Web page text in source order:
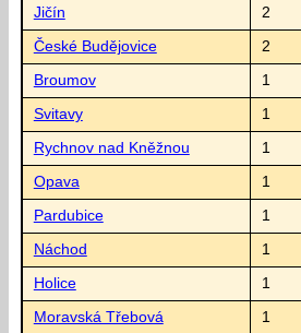
Jičín 2
České Budějovice 2
Broumov 1
Svitavy 1
Rychnov nad Kněžnou 1
Opava 1
Pardubice 1
Náchod 1
Holice 1
Moravská Třebová 1